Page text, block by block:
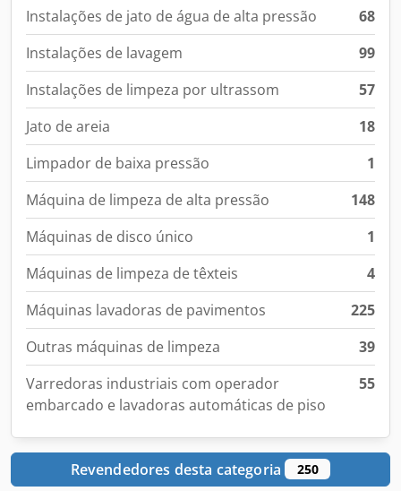
Instalações de jato de água de alta pressão
68
Instalações de lavagem
99
Instalações de limpeza por ultrassom
57
Jato de areia
18
Limpador de baixa pressão
1
Máquina de limpeza de alta pressão
148
Máquinas de disco único
1
Máquinas de limpeza de têxteis
4
Máquinas lavadoras de pavimentos
225
Outras máquinas de limpeza
39
Varredoras industriais com operador
embarcado e lavadoras automáticas de piso
55
Revendedores desta categoria 250